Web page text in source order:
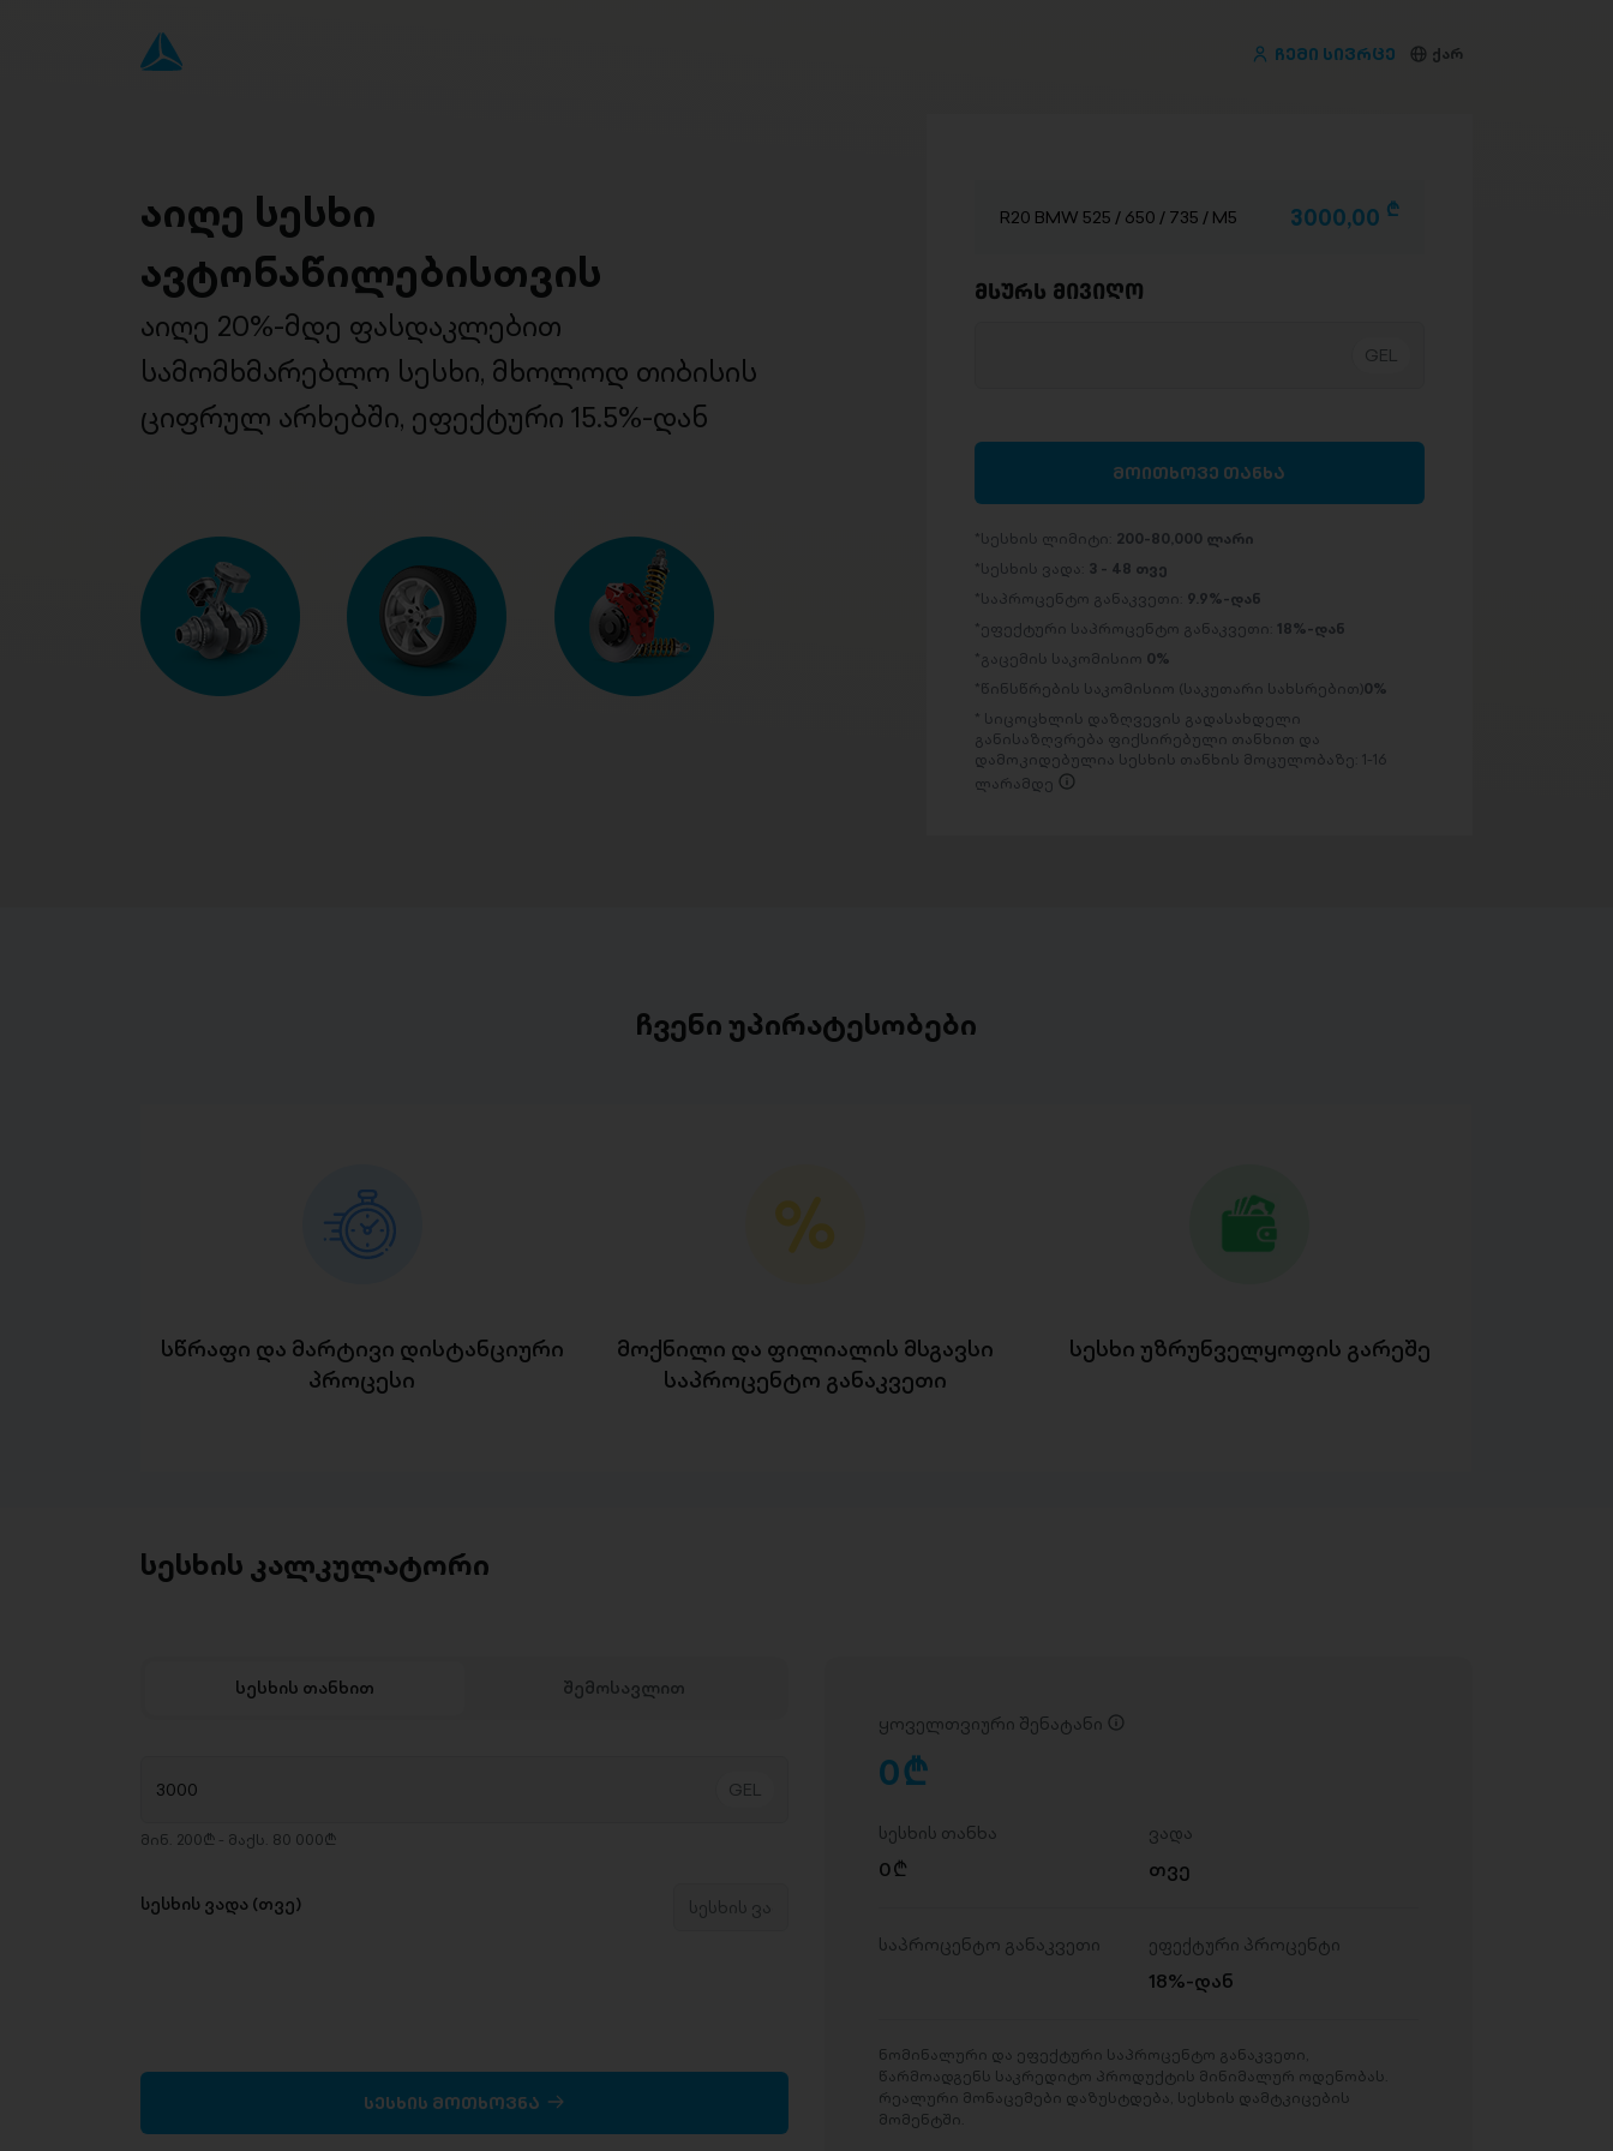
ჩემი სივრცე ქარ
აიღე სესხი
ავტონაწილებისთვის
აიღე 20%-მდე ფასდაკლებით
სამომხმარებლო სესხი, მხოლოდ თიბისის
ციფრულ არხებში, ეფექტური 15.5%-დან
R20 BMW 525 / 650 / 735 / M5 3000,00 D
მსურს მივიღო
მოითხოვე თანხა
სესხის ლიმიტი: 200-80,000 ლარი
სესხის ვადა: 3 - 48 თვე
საპროცენტო განაკვეთი: 9.9%-დან
ეფექტური საპროცენტო განაკვეთი: 18%-დან
გაცემის საკომისიო 0%
წინსწრების საკომისიო (საკუთარი სახსრებით)0%
სიცოცხლის დაზღვევის გადასახდელი
განისაზღვრება ფიქსირებული თანხით და
დამოკიდებულია სესხის თანხის მოცულობაზე: 1-16
ლარამდე
ჩვენი უპირატესობები
სწრაფი და მარტივი დისტანციური
პროცესი
მოქნილი და ფილიალის მსგავსი
საპროცენტო განაკვეთი
სესხი უზრუნველყოფის გარეშე
სესხის კალკულატორი
სესხის თანხით შემოსავლით
მინ. 200₾ - მაქს. 80 000₾
სესხის ვადა (თვე)
ყოველთვიური შენატანი
0D
სესხის თანხა
0D
ვადა
თვე
საპროცენტო განაკვეთი ეფექტური პროცენტი
18%-დან
ნომინალური და ეფექტური საპროცენტო განაკვეთი,
წარმოადგენს საკრედიტო პროდუქტის მინიმალურ ოდენობას.
რეალური მონაცემები დაზუსტდება, სესხის დამტკიცების
მომენტში.
სესხის მოთხოვნა